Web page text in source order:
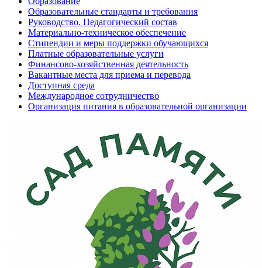
Образовательные стандарты и требования
Руководство. Педагогический состав
Материально-техническое обеспечение
Стипендии и меры поддержки обучающихся
Платные образовательные услуги
Финансово-хозяйственная деятельность
Вакантные места для приема и перевода
Доступная среда
Международное сотрудничество
Организация питания в образовательной организации